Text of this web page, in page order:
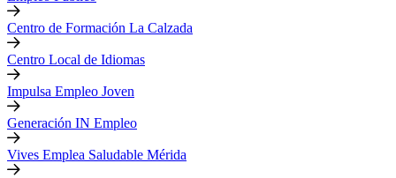
Centro de Formación La Calzada
Centro Local de Idiomas
Impulsa Empleo Joven
Generación IN Empleo
Vives Emplea Saludable Mérida